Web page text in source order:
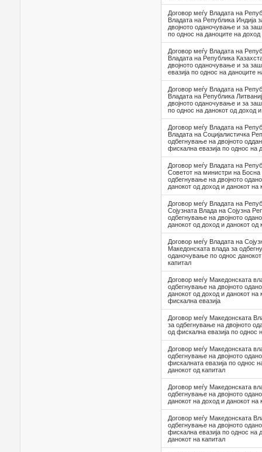
Договор меѓу Владата на
Владата на Република Индија
двојното оданочување и за
по однос на даноците на доход
Договор меѓу Владата на
Владата на Република
двојното оданочување и за
евазија по однос на даноците
Договор меѓу Владата на
Владата на Република
двојното оданочување и за
по однос на данокот од доход
Договор меѓу Владата на
Владата на Социјалистичка
одбегнување на двојното
фискална евазија по однос на
Договор меѓу Владата на
Советот на министри на Босна
одбегнување на двојното
данокот од доход и данокот на
Договор меѓу Владата на
Сојузната Влада на Сојузна
одбегнување на двојното
данокот од доход и данокот од
Договор меѓу Владата на
Македонската влада за
оданочување по однос
капитал
Договор меѓу Македонската
одбегнување на двојното
данокот од доход и данокот на
фискална евазија
Договор меѓу Македонската
за одбегнување на двојното
од фискална евазија по однос
Договор меѓу Македонската
одбегнување на двојното
фискалната евазија по однос
данокот од капитал
Договор меѓу Македонската
одбегнување на двојното
данокот на доход и данокот на
Договор меѓу Македонската
одбегнување на двојното
фискална евазијa по однос на
данокот на капитал